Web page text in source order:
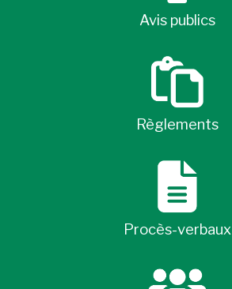
Avis publics
Règlements
Procès-verbaux